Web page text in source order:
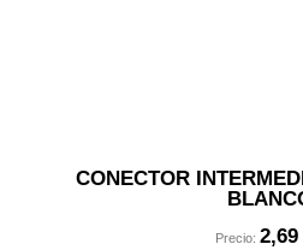
CONECTOR
Precio: 2,69